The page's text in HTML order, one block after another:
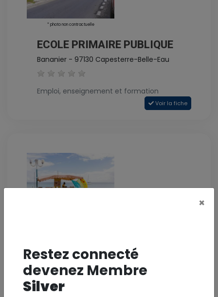
* photo non contractuelle
ECOLE PRIMAIRE PUBLIQUE
Bananier - 97130 Capesterre-Belle-Eau
Emploi, enseignement et formation
Voir la fiche
ECOLE MATERNELLE PUBLIQUE
Bourg - 97130 Capesterre-Belle-Eau
Emploi, enseignement et formation
Restez connecté
devenez Membre
Silver
×